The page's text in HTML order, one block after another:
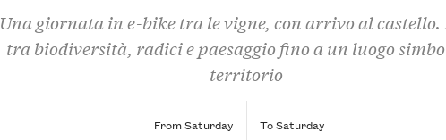
Una giornata in e-bike tra le vigne, con arrivo al castello.
tra biodiversità, radici e paesaggio fino a un luogo
territorio
From Saturday To Saturday